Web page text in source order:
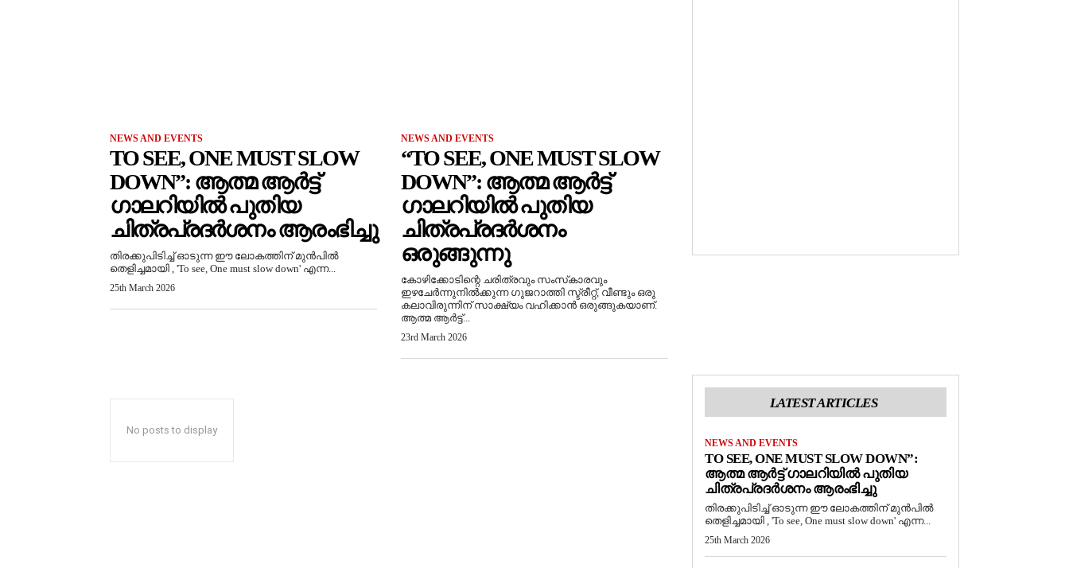
NEWS AND EVENTS
TO SEE, ONE MUST SLOW
DOWN”: ആത്മ ആർട്ട്
ഗാലറിയിൽ പുതിയ
ചിത്രപ്രദർശനം ആരംഭിച്ചു
തിരക്കുപിടിച്ച് ഓടുന്ന ഈ ലോകത്തിന് മുൻപിൽ
തെളിച്ചമായി , 'To see, One must slow down' എന്ന...
25th March 2026
NEWS AND EVENTS
“TO SEE, ONE MUST SLOW
DOWN”: ആത്മ ആർട്ട്
ഗാലറിയിൽ പുതിയ
ചിത്രപ്രദർശനം
ഒരുങ്ങുന്നു
കോഴിക്കോടിന്റെ ചരിത്രവും സംസ്‌കാരവും
ഇഴചേർന്നുനിൽക്കുന്ന ഗുജറാത്തി സ്ട്രീറ്റ്, വീണ്ടും ഒരു
കലാവിരുന്നിന് സാക്ഷ്യം വഹിക്കാൻ ഒരുങ്ങുകയാണ്.
ആത്മ ആർട്ട്...
23rd March 2026
No posts to display
LATEST ARTICLES
NEWS AND EVENTS
TO SEE, ONE MUST SLOW DOWN”:
ആത്മ ആർട്ട് ഗാലറിയിൽ പുതിയ
ചിത്രപ്രദർശനം ആരംഭിച്ചു
തിരക്കുപിടിച്ച് ഓടുന്ന ഈ ലോകത്തിന് മുൻപിൽ
തെളിച്ചമായി , 'To see, One must slow down' എന്ന...
25th March 2026